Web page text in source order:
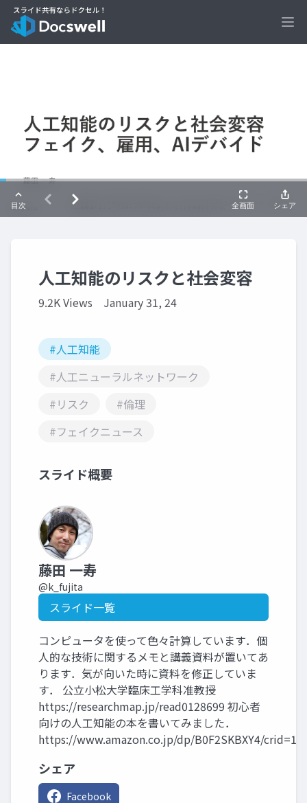
人工知能のリスクと社会変容
9.2K Views January 31, 24
#人工知能
#人工ニューラルネットワーク
#リスク
#倫理
#フェイクニュース
スライド概要
藤田 一寿
@k_fujita
スライド一覧
コンピュータを使って色々計算しています．個
人的な技術に関するメモと講義資料が置いてあ
ります．気が向いた時に資料を修正していま
す． 公立小松大学臨床工学科准教授
https://researchmap.jp/read0128699 初心者
向けの人工知能の本を書いてみました．
https://www.amazon.co.jp/dp/B0F2SKBXY4/
シェア
Facebook